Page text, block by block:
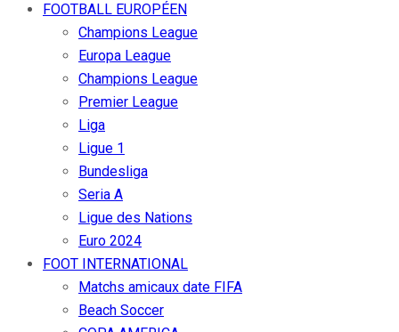
FOOTBALL EUROPÉEN
Champions League
Europa League
Champions League
Premier League
Liga
Ligue 1
Bundesliga
Seria A
Ligue des Nations
Euro 2024
FOOT INTERNATIONAL
Matchs amicaux date FIFA
Beach Soccer